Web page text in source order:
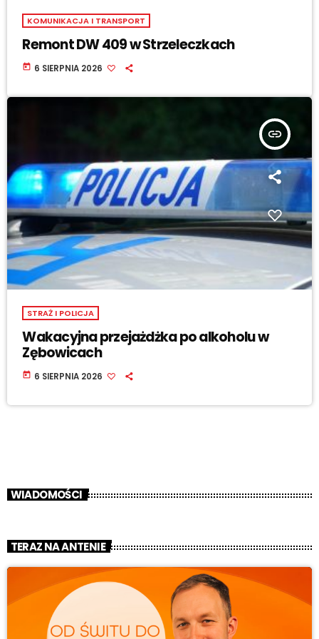
KOMUNIKACJA I TRANSPORT
Remont DW 409 w Strzeleczkach
today 6 SIERPNIA 2026
insert_link
STRAŻ I POLICJA
Wakacyjna przejażdżka po alkoholu w
Zębowicach
today 6 SIERPNIA 2026
WIADOMOŚCI
TERAZ NA ANTENIE